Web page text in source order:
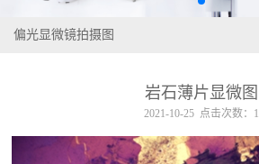
偏光显微镜拍摄图
岩石薄片显微图
2021-10-25 点击次数：1